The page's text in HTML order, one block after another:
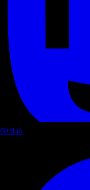
GitHub